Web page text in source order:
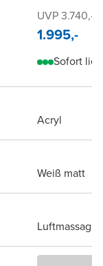
UVP 3.740,-
1.995,-
Sofort
Acryl
Weiß matt
Luftmassage